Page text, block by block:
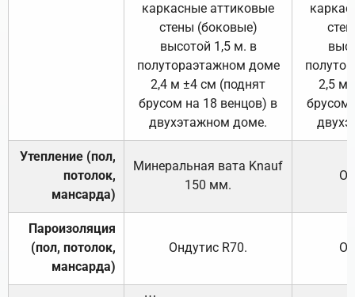
каркасные аттиковые
стены (боковые)
высотой 1,5 м. в
полутораэтажном доме
2,4 м ±4 см (поднят
брусом на 18 венцов) в
двухэтажном доме.
2,5 м
брусом
Утепление (пол,
потолок,
мансарда)
Минеральная вата Knauf
150 мм.
Пароизоляция
(пол, потолок,
мансарда)
Ондутис R70.